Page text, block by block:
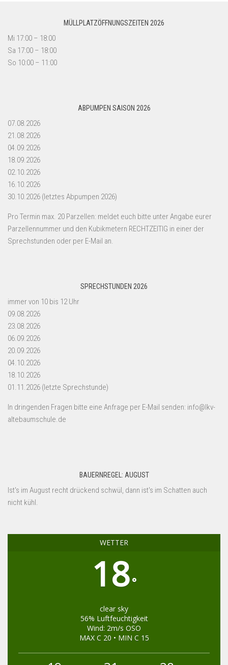
MÜLLPLATZÖFFNUNGSZEITEN 2026
Mi 17:00 – 18:00
Sa 17:00 – 18:00
So 10:00 – 11:00
ABPUMPEN SAISON 2026
07.08.2026
21.08.2026
04.09.2026
18.09.2026
02.10.2026
16.10.2026
30.10.2026 (letztes Abpumpen 2026)
Pro Termin max. 20 Parzellen: meldet euch bitte unter Angabe eurer
Parzellennummer und den Kubikmetern RECHTZEITIG in einer der
Sprechstunden oder per E-Mail an.
SPRECHSTUNDEN 2026
immer von 10 bis 12 Uhr
09.08.2026
23.08.2026
06.09.2026
20.09.2026
04.10.2026
18.10.2026
01.11.2026 (letzte Sprechstunde)
In dringenden Fragen bitte eine Anfrage per E-Mail senden: info@lkv-
altebaumschule.de
BAUERNREGEL: AUGUST
Ist's im August recht drückend schwül, dann ist's im Schatten auch
nicht kühl.
WETTER
18°
clear sky
56% Luftfeuchtigkeit
Wind: 2m/s OSO
MAX C 20 • MIN C 15